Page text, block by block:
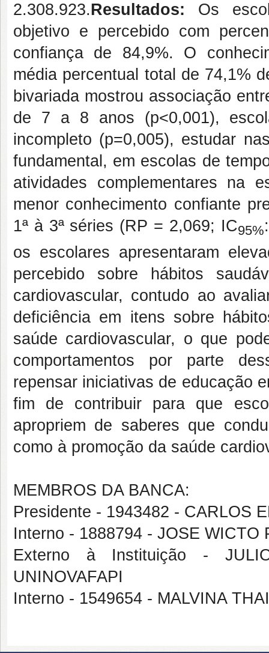
2.308.923.Resultados: Os
objetivo e percebido com
confiança de 84,9%. O
média percentual total de 74,1%
bivariada mostrou associação
de 7 a 8 anos (p<0,001),
incompleto (p=0,005), estudar
fundamental, em escolas de
atividades complementares na
menor conhecimento confiante
1ª à 3ª séries (RP = 2,069; IC95%
os escolares apresentaram
percebido sobre hábitos
cardiovascular, contudo ao
deficiência em itens sobre
saúde cardiovascular, o que
comportamentos por parte
repensar iniciativas de educação
fim de contribuir para que
apropriem de saberes que
como à promoção da saúde
MEMBROS DA BANCA:
Presidente - 1943482 - CARLOS
Interno - 1888794 - JOSE WICTO
Externo à Instituição -
UNINOVAFAPI
Interno - 1549654 - MALVINA